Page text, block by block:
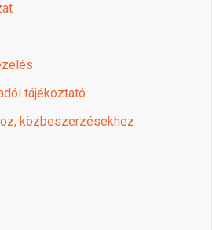
tájékoztató
közbeszerzésekhez